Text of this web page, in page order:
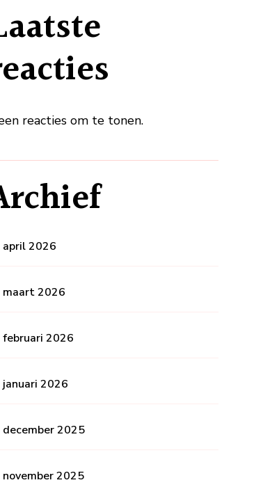
reacties om te tonen.
april 2026
maart 2026
februari 2026
januari 2026
december 2025
november 2025